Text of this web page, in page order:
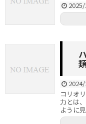
類
コリオ
力とは
ように